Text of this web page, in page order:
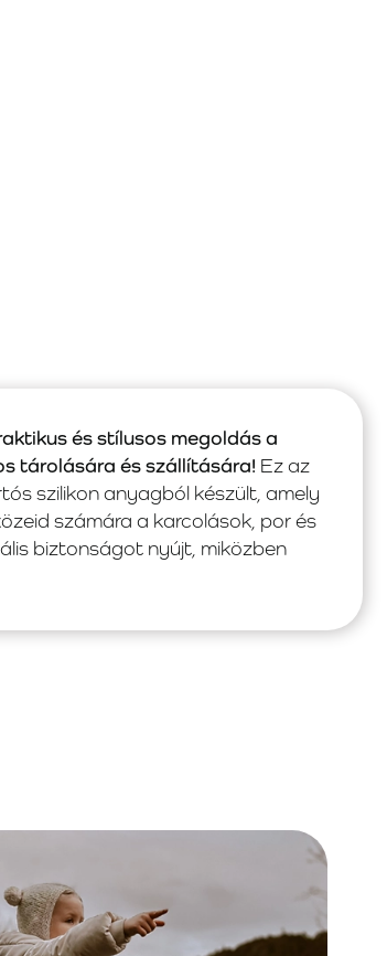
és stílusos megoldás a
tárolására és szállítására! Ez az
szilikon anyagból készült, amely
számára a karcolások, por és
biztonságot nyújt, miközben